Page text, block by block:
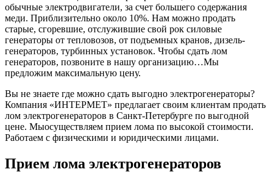
обычные электродвигатели, за счет большего содержания
меди. Приблизительно около 10%. Нам можно продать
старые, сгоревшие, отслужившие свой рок силовые
генераторы от тепловозов, от подъемных кранов, дизель-
генераторов, турбинных установок. Чтобы сдать лом
генераторов, позвоните в нашу организацию…Мы
предложим максимальную цену.
Вы не знаете где можно сдать выгодно электрогенераторы?
Компания «ИНТЕРМЕТ» предлагает своим клиентам продать
лом электрогенераторов в Санкт-Петербурге по выгодной
цене. Мыосуществляем прием лома по высокой стоимости.
Работаем с физическими и юридическими лицами.
Прием лома электрогенераторов